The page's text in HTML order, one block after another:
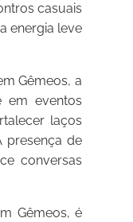
casuais
energia leve
Gêmeos, a
em eventos
laços
presença de
conversas
Gêmeos, é